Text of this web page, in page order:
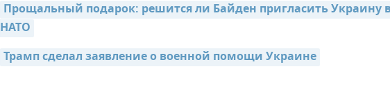
Прощальный подарок: решится ли Байден пригласить Украину
НАТО
Трамп сделал заявление о военной помощи Украине